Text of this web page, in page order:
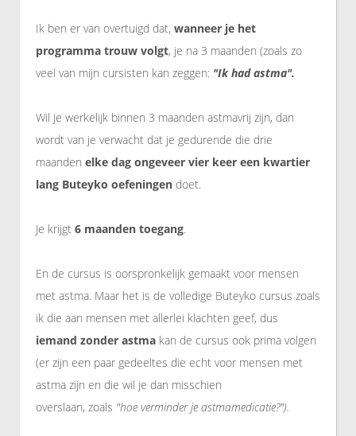
Ik ben er van overtuigd dat, wanneer je het
programma trouw volgt, je na 3 maanden (zoals zo
veel van mijn cursisten kan zeggen: "Ik had astma".
Wil je werkelijk binnen 3 maanden astmavrij zijn, dan
wordt van je verwacht dat je gedurende die drie
maanden elke dag ongeveer vier keer een kwartier
lang Buteyko oefeningen doet.
Je krijgt 6 maanden toegang.
En de cursus is oorspronkelijk gemaakt voor mensen
met astma. Maar het is de volledige Buteyko cursus zoals
ik die aan mensen met allerlei klachten geef, dus
iemand zonder astma kan de cursus ook prima volgen
(er zijn een paar gedeeltes die echt voor mensen met
astma zijn en die wil je dan misschien
overslaan, zoals "hoe verminder je astmamedicatie?").